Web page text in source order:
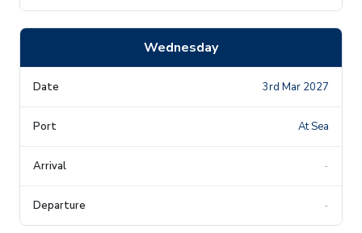
Wednesday
3rd Mar 2027
At Sea
-
-